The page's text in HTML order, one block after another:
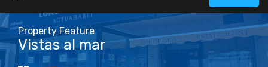
Property Feature
Vistas al mar